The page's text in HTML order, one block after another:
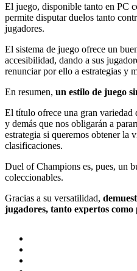
El juego, disponible tanto en PC
permite disputar duelos tanto
jugadores.
El sistema de juego ofrece un
accesibilidad, dando a sus
renunciar por ello a estrategias y
En resumen, un estilo de juego
El título ofrece una gran variedad
y demás que nos obligarán a
estrategia si queremos obtener la
clasificaciones.
Duel of Champions es, pues, un
coleccionables.
Gracias a su versatilidad,
jugadores, tanto expertos